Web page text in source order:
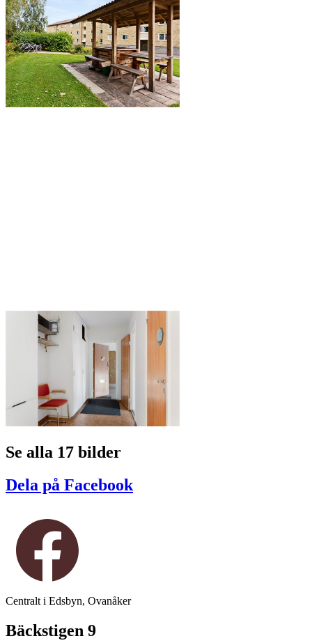
Se alla 17 bilder
Dela på Facebook
Centralt i Edsbyn, Ovanåker
Bäckstigen 9